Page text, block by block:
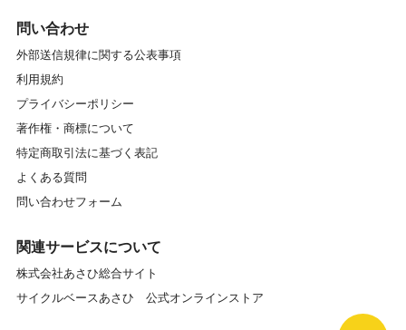
問い合わせ
外部送信規律に関する公表事項
利用規約
プライバシーポリシー
著作権・商標について
特定商取引法に基づく表記
よくある質問
問い合わせフォーム
関連サービスについて
株式会社あさひ総合サイト
サイクルベースあさひ 公式オンラインストア